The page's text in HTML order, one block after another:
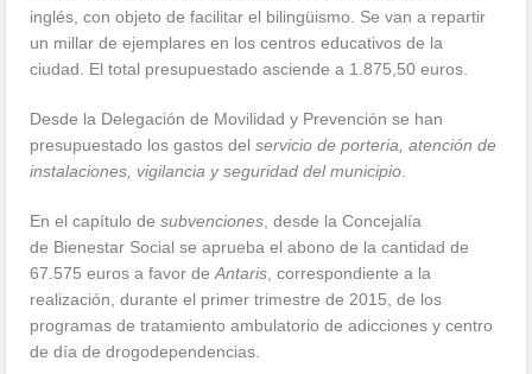
inglés, con objeto de facilitar el bilingüismo. Se van a repartir
un millar de ejemplares en los centros educativos de la
ciudad. El total presupuestado asciende a 1.875,50 euros.
Desde la Delegación de Movilidad y Prevención se han
presupuestado los gastos delservicio de porteria, atención de
instalaciones, vigilancia y seguridad del municipio
En el capítulo desubvenciones , desde la Concejalía
de Bienestar Social se aprueba el abono de la cantidad de
67.575 euros a favor deAntaris , correspondiente a la
realización, durante el primer trimestre de 2015, de los
programas de tratamiento ambulatorio de adicciones y centro
de día de drogodependencias.